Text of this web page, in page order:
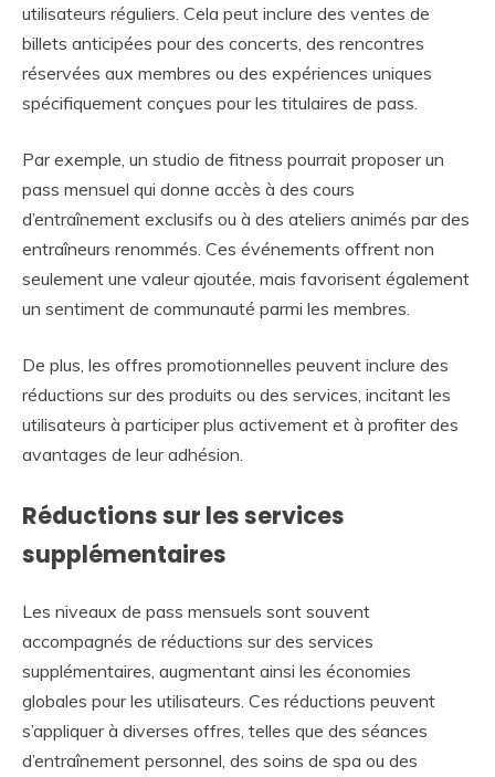
utilisateurs réguliers. Cela peut inclure des ventes de
billets anticipées pour des concerts, des rencontres
réservées aux membres ou des expériences uniques
spécifiquement conçues pour les titulaires de pass.
Par exemple, un studio de fitness pourrait proposer un
pass mensuel qui donne accès à des cours
d’entraînement exclusifs ou à des ateliers animés par des
entraîneurs renommés. Ces événements offrent non
seulement une valeur ajoutée, mais favorisent également
un sentiment de communauté parmi les membres.
De plus, les offres promotionnelles peuvent inclure des
réductions sur des produits ou des services, incitant les
utilisateurs à participer plus activement et à profiter des
avantages de leur adhésion.
Réductions sur les services
supplémentaires
Les niveaux de pass mensuels sont souvent
accompagnés de réductions sur des services
supplémentaires, augmentant ainsi les économies
globales pour les utilisateurs. Ces réductions peuvent
s’appliquer à diverses offres, telles que des séances
d’entraînement personnel, des soins de spa ou des